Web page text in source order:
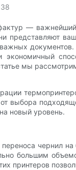
—
представляют
мы
выбора
новый уровень.
чернил
большим
принтеров